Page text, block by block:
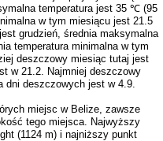
temperatura jest 35 ℃ (95
w tym miesiącu jest 21.5
grudzień, średnia maksymalna
temperatura minimalna w tym
deszczowy miesiąc tutaj jest
w 21.2. Najmniej deszczowy
deszczowych jest w 4.9.
miejsc w Belize, zawsze
tego miejsca. Najwyższy
(1124 m) i najniższy punkt